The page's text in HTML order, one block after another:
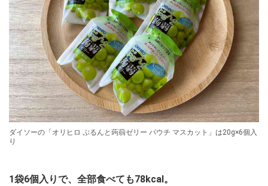
ダイソーの「オリヒロ ぷるんと蒟蒻ゼリー パウチ マスカット」は20g×6個入
り
1袋6個入りで、全部食べても78kcal。